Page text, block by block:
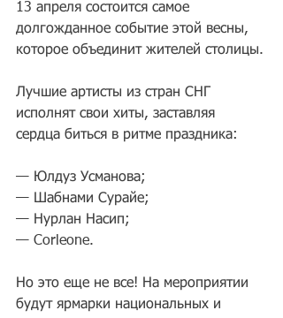
13 апреля состоится самое
долгожданное событие этой весны,
которое объединит жителей столицы.
Лучшие артисты из стран СНГ
исполнят свои хиты, заставляя
сердца биться в ритме праздника:
— Юлдуз Усманова;
— Шабнами Сурайе;
— Нурлан Насип;
— Corleone.
Но это еще не все! На мероприятии
будут ярмарки национальных и